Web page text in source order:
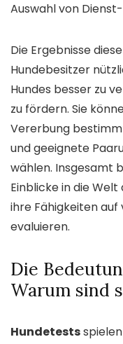
Auswahl von
Die Ergebnisse
Hundebesitzer
Hundes besser zu
zu fördern. Sie
Vererbung
und geeignete
wählen. Insgesamt
Einblicke in die
ihre Fähigkeiten auf
evaluieren.
Die
Warum sind
Hundetests